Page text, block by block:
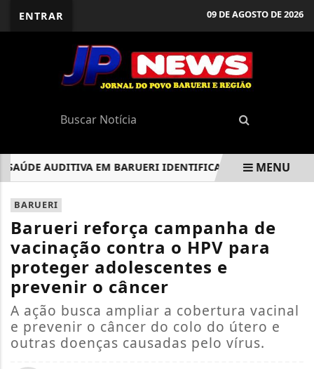
ENTRAR 09 DE AGOSTO DE 2026
AUDITIVA EM BARUERI IDENTIFICA MAIS DE 1.200
EM ALTA
MENU
BARUERI
Barueri reforça campanha de
vacinação contra o HPV para
proteger adolescentes e
prevenir o câncer
A ação busca ampliar a cobertura vacinal
e prevenir o câncer do colo do útero e
outras doenças causadas pelo vírus.